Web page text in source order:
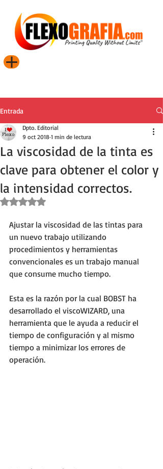
Entrada
La viscosidad de la tinta es
clave para obtener el color y
la intensidad correctos.
Dpto. Editorial
9 oct 2018 1 min de lectura
Obtuvo NaN de 5 estrellas.
Ajustar la viscosidad de las tintas para
un nuevo trabajo utilizando
procedimientos y herramientas
convencionales es un trabajo manual
que consume mucho tiempo.
Esta es la razón por la cual BOBST ha
desarrollado el viscoWIZARD, una
herramienta que le ayuda a reducir el
tiempo de configuración y al mismo
tiempo a minimizar los errores de
operación.